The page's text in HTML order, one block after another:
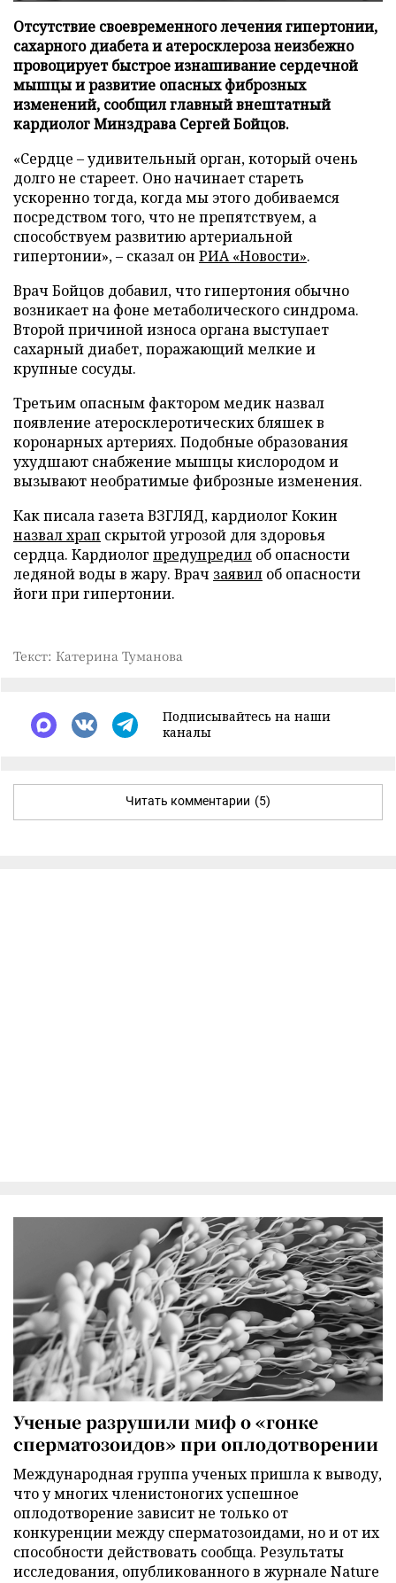
Отсутствие своевременного лечения гипертонии,
сахарного диабета и атеросклероза неизбежно
провоцирует быстрое изнашивание сердечной
мышцы и развитие опасных фиброзных
изменений, сообщил главный внештатный
кардиолог Минздрава Сергей Бойцов.
«Сердце – удивительный орган, который очень
долго не стареет. Оно начинает стареть
ускоренно тогда, когда мы этого добиваемся
посредством того, что не препятствуем, а
способствуем развитию артериальной
гипертонии», – сказал он РИА «Новости».
Врач Бойцов добавил, что гипертония обычно
возникает на фоне метаболического синдрома.
Второй причиной износа органа выступает
сахарный диабет, поражающий мелкие и
крупные сосуды.
Третьим опасным фактором медик назвал
появление атеросклеротических бляшек в
коронарных артериях. Подобные образования
ухудшают снабжение мышцы кислородом и
вызывают необратимые фиброзные изменения.
Как писала газета ВЗГЛЯД, кардиолог Кокин
назвал храп скрытой угрозой для здоровья
сердца. Кардиолог предупредил об опасности
ледяной воды в жару. Врач заявил об опасности
йоги при гипертонии.
Текст: Катерина Туманова
Подписывайтесь на наши
каналы
Читать комментарии (5)
Ученые разрушили миф о «гонке
сперматозоидов» при оплодотворении
Международная группа ученых пришла к выводу,
что у многих членистоногих успешное
оплодотворение зависит не только от
конкуренции между сперматозоидами, но и от их
способности действовать сообща. Результаты
исследования, опубликованного в журнале Nature